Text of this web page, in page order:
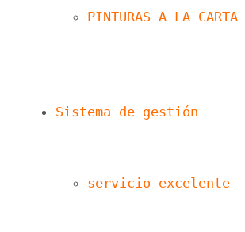
PINTURAS A LA CARTA
Sistema de gestión
servicio excelente